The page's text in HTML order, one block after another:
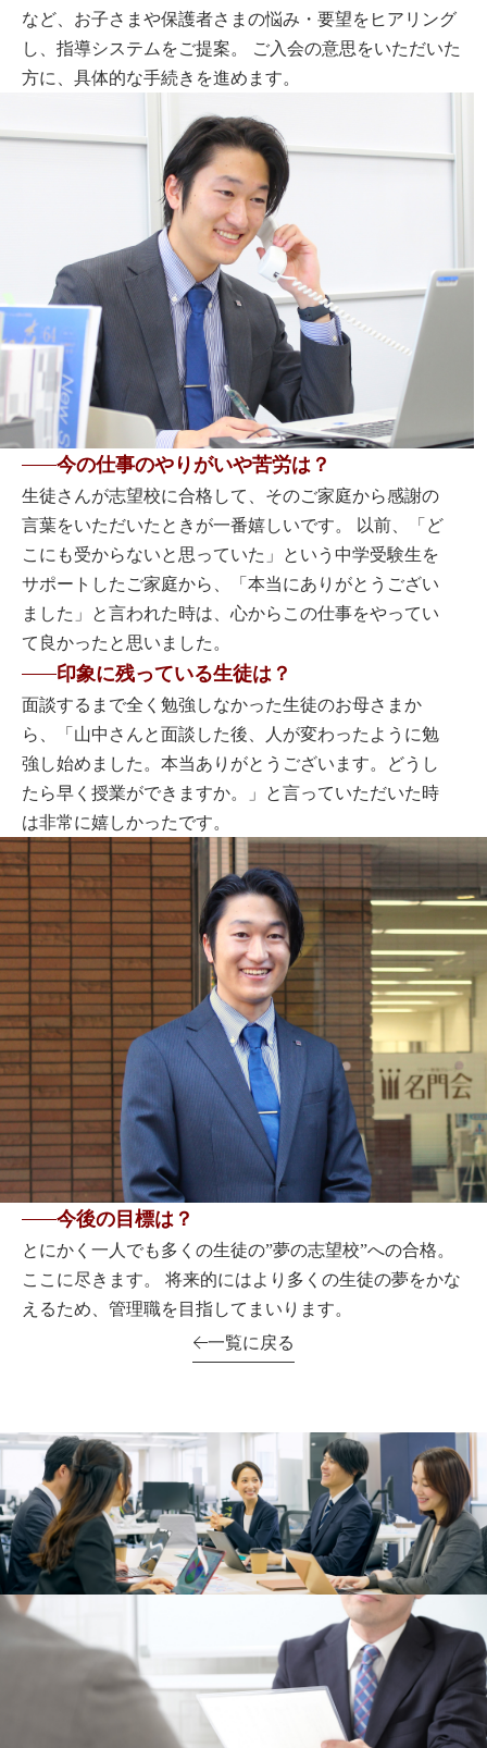
など、お子さまや保護者さまの悩み・要望をヒアリング
し、指導システムをご提案。 ご入会の意思をいただいた
方に、具体的な手続きを進めます。
今の仕事のやりがいや苦労は？
生徒さんが志望校に合格して、そのご家庭から感謝の
言葉をいただいたときが一番嬉しいです。 以前、「ど
こにも受からないと思っていた」という中学受験生を
サポートしたご家庭から、「本当にありがとうござい
ました」と言われた時は、心からこの仕事をやってい
て良かったと思いました。
印象に残っている生徒は？
面談するまで全く勉強しなかった生徒のお母さまか
ら、「山中さんと面談した後、人が変わったように勉
強し始めました。本当ありがとうございます。どうし
たら早く授業ができますか。」と言っていただいた時
は非常に嬉しかったです。
今後の目標は？
とにかく一人でも多くの生徒の”夢の志望校”への合格。
ここに尽きます。 将来的にはより多くの生徒の夢をかな
えるため、管理職を目指してまいります。
一覧に戻る
社員インタビュー